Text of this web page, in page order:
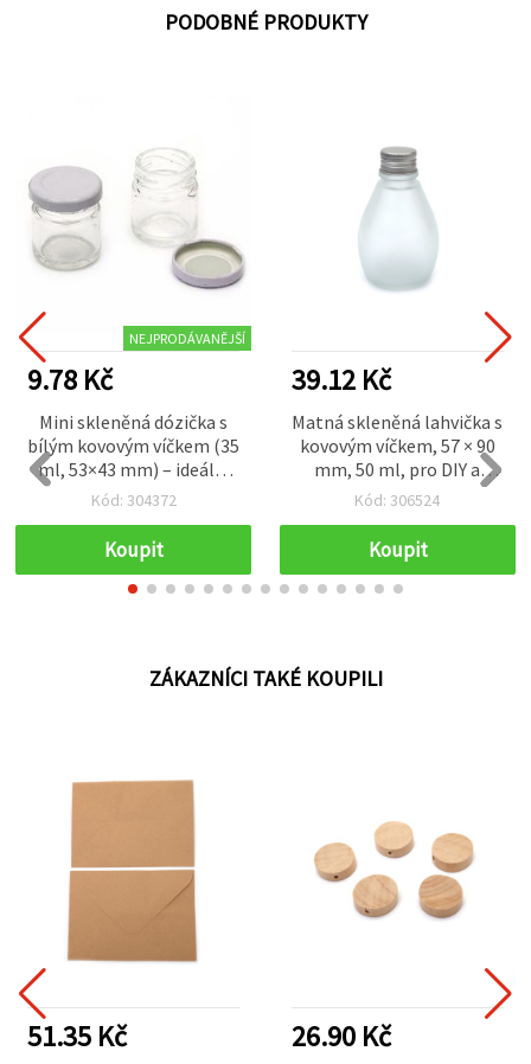
PODOBNÉ PRODUKTY
NEJPRODÁVANĚJŠÍ
9.78 Kč
Mini skleněná dózička s
bílým kovovým víčkem (35
ml, 53×43 mm) – ideální
na DIY tvoření, party
skladování
Kód: 304372
Koupit
39.12 Kč
Matná skleněná lahvička s
kovovým víčkem, 57 × 90
mm, 50 ml, pro DIY a
dekorace
Kód: 306524
Koupit
ZÁKAZNÍCI TAKÉ KOUPILI
51.35 Kč 26.90 Kč